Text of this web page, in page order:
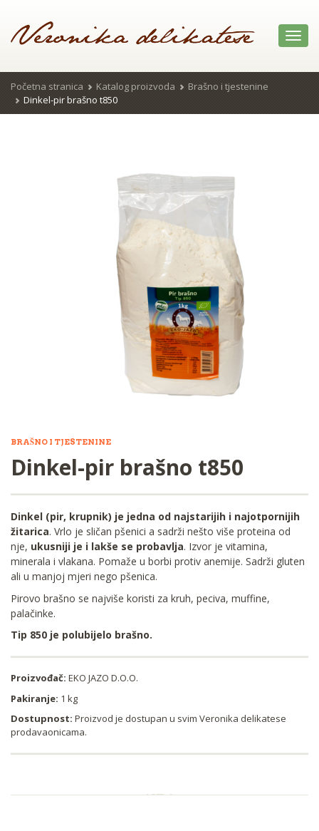
Početna stranica Katalog proizvoda
Brašno i tjestenine
Dinkel-pir brašno t850
BRAŠNO I TJESTENINE
Dinkel-pir brašno t850
Dinkel (pir, krupnik) je jedna od najstarijih i najotpornijih
žitarica. Vrlo je sličan pšenici a sadrži nešto više proteina od
nje, ukusniji je i lakše se probavlja. Izvor je vitamina,
minerala i vlakana. Pomaže u borbi protiv anemije. Sadrži gluten
ali u manjoj mjeri nego pšenica.
Pirovo brašno se najviše koristi za kruh, peciva, muffine,
palačinke.
Tip 850 je polubijelo brašno.
Proizvođač: EKO JAZO D.O.O.
Pakiranje: 1 kg
Dostupnost: Proizvod je dostupan u svim Veronika delikatese
prodavaonicama.